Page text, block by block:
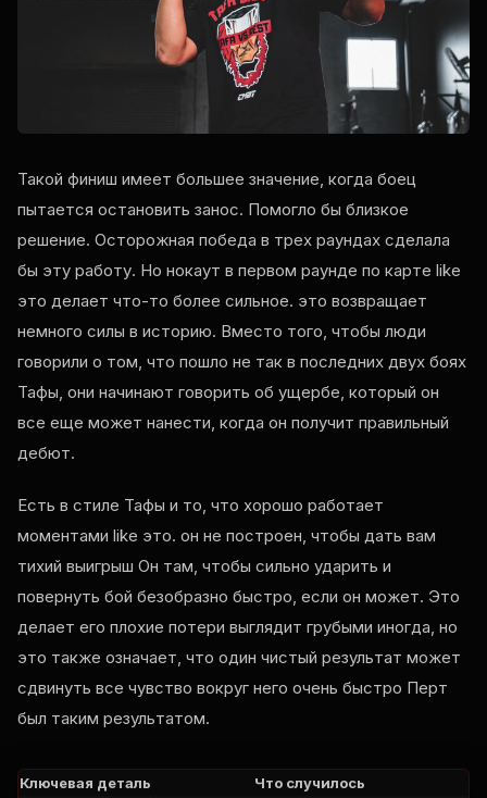
Такой финиш имеет большее значение, когда боец
пытается остановить занос. Помогло бы близкое
решение. Осторожная победа в трех раундах сделала
бы эту работу. Но нокаут в первом раунде по карте like
это делает что-то более сильное. это возвращает
немного силы в историю. Вместо того, чтобы люди
говорили о том, что пошло не так в последних двух боях
Тафы, они начинают говорить об ущербе, который он
все еще может нанести, когда он получит правильный
дебют.
Есть в стиле Тафы и то, что хорошо работает
моментами like это. он не построен, чтобы дать вам
тихий выигрыш Он там, чтобы сильно ударить и
повернуть бой безобразно быстро, если он может. Это
делает его плохие потери выглядит грубыми иногда, но
это также означает, что один чистый результат может
сдвинуть все чувство вокруг него очень быстро Перт
был таким результатом.
Ключевая деталь Что случилось